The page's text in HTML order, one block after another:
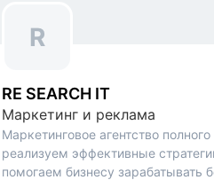
R
RE SEARCH IT
Маркетинг и реклама
Маркетинговое агентство
реализуем эффективные
помогаем бизнесу зарабатывать